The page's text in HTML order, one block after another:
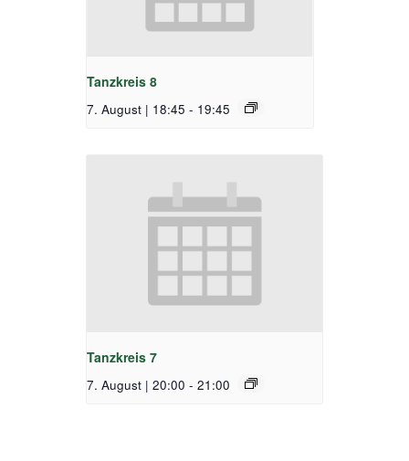
Tanzkreis 8
7. August | 18:45 - 19:45
Tanzkreis 7
7. August | 20:00 - 21:00